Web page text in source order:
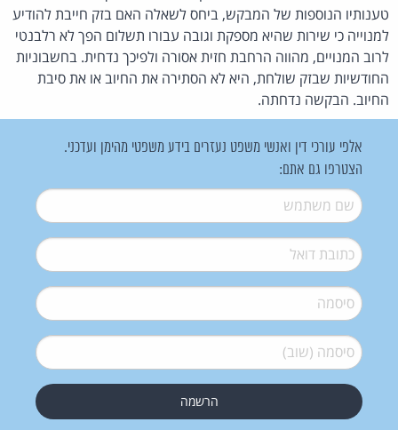
טענותיו הנוספות של המבקש, ביחס לשאלה האם בזק חייבת להודיע
למנוייה כי שירות שהיא מספקת וגובה עבורו תשלום הפך לא רלבנטי
לרוב המנויים, מהווה הרחבת חזית אסורה ולפיכך נדחית. בחשבוניות
החודשיות שבזק שולחת, היא לא הסתירה את החיוב או את סיבת
החיוב. הבקשה נדחתה.
אלפי עורכי דין ואנשי משפט נעזרים בידע משפטי מהימן ועדכני.
הצטרפו גם אתם:
שם משתמש*
דואל*
סיסמה*
סיסמה (שוב)*